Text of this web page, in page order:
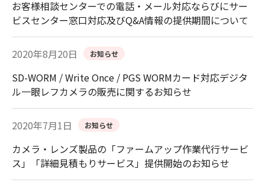
お客様相談センターでの電話・メール対応ならびにサー
ビスセンター窓口対応及びQ&A情報の提供期間について
2020年8月20日 お知らせ
SD-WORM / Write Once / PGS WORMカード対応デジタ
ル一眼レフカメラの販売に関するお知らせ
2020年7月1日 お知らせ
カメラ・レンズ製品の「ファームアップ作業代行サービ
ス」「詳細見積もりサービス」提供開始のお知らせ